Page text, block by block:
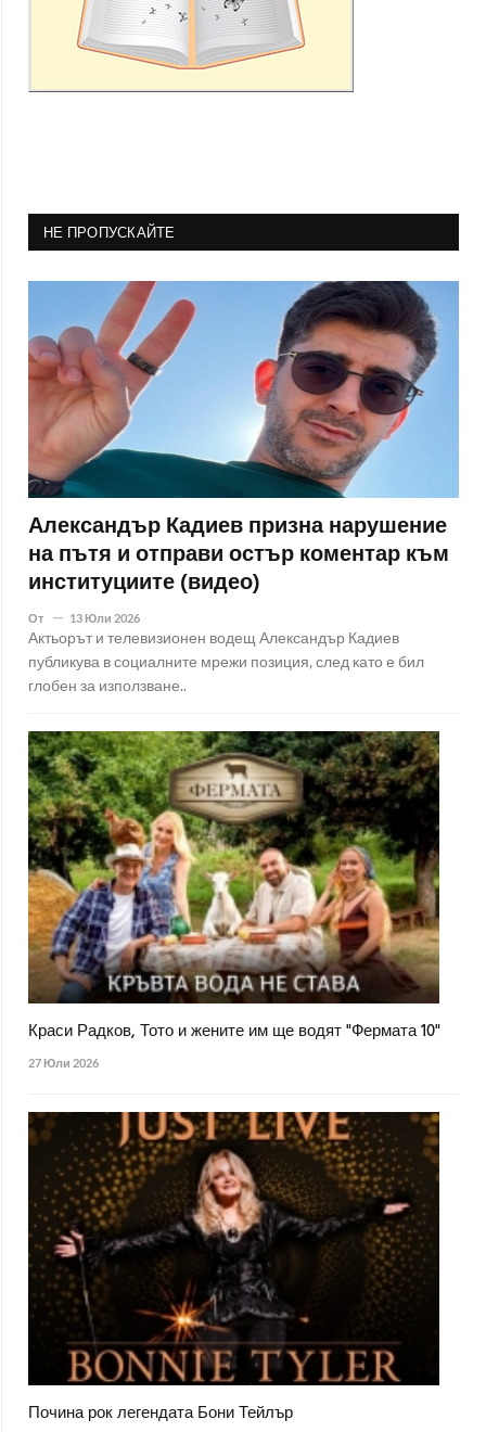
НЕ ПРОПУСКАЙТЕ
Александър Кадиев призна нарушение
на пътя и отправи остър коментар към
институциите (видео)
От 13 Юли 2026
Актьорът и телевизионен водещ Александър Кадиев
публикува в социалните мрежи позиция, след като е бил
глобен за използване..
Краси Радков, Тото и жените им ще водят "Фермата 10"
27 Юли 2026
Почина рок легендата Бони Тейлър